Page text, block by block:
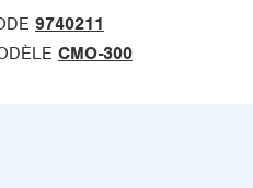
9740211
CMO-300